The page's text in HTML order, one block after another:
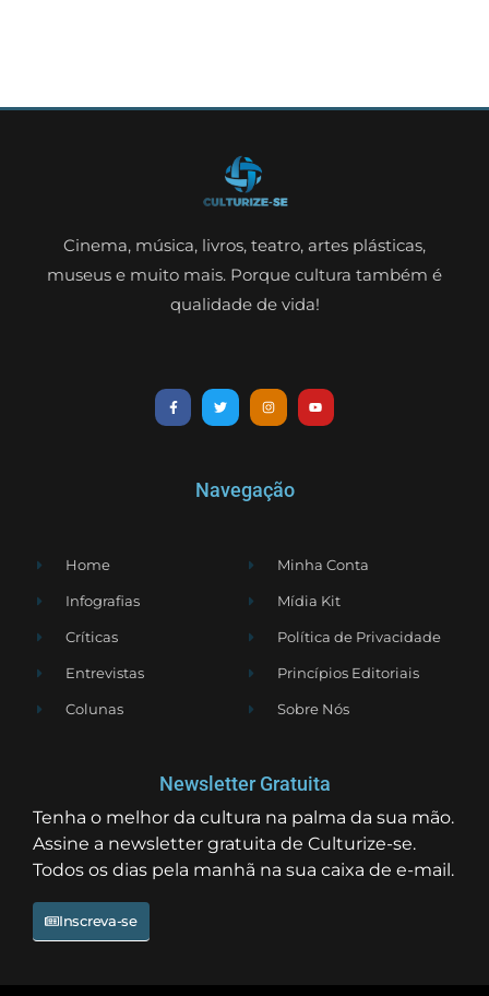
Cinema, música, livros, teatro, artes plásticas,
museus e muito mais. Porque cultura também é
qualidade de vida!
Navegação
Home
Infografias
Críticas
Entrevistas
Colunas
Minha Conta
Mídia Kit
Política de Privacidade
Princípios Editoriais
Sobre Nós
Newsletter Gratuita
Tenha o melhor da cultura na palma da sua mão.
Assine a newsletter gratuita de Culturize-se.
Todos os dias pela manhã na sua caixa de e-mail.
Inscreva-se